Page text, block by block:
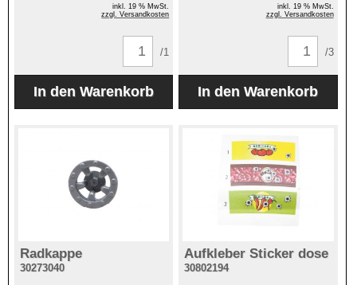
inkl. 19 % MwSt.
zzgl. Versandkosten
/1
inkl. 19 % MwSt.
zzgl. Versandkosten
/3
Radkappe
30273040
Aufkleber Sticker dose
30802194